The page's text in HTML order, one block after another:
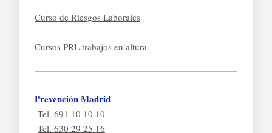
Curso de Riesgos Laborales
Cursos PRL trabajos en altura
Prevención Madrid
Tel. 691 10 10 10
Tel. 630 29 25 16